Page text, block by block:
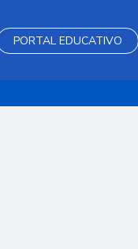
PORTAL EDUCATIVO